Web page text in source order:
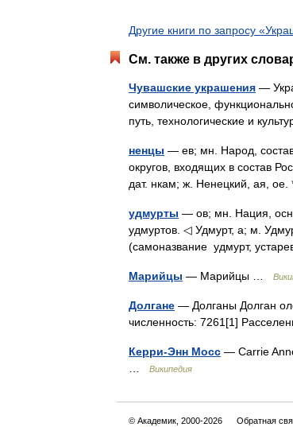
Другие книги по запросу
См. также в других
Чувашские украшения —
символическое,
путь, технологические и
ненцы — ев; мн. Народ,
округов, входящих в состав
дат. нкам; ж. Ненецкий, ая,
удмурты — ов; мн. Нация,
удмуртов. ◁ Удмурт, а; м.
(самоназвание удмурт,
Марийцы — Марийцы …
Долгане — Долганы Долган
численность: 7261[1]
Керри-Энн Мосс — Carrie
Википедия
© Академик, 2000-2026 Обратная